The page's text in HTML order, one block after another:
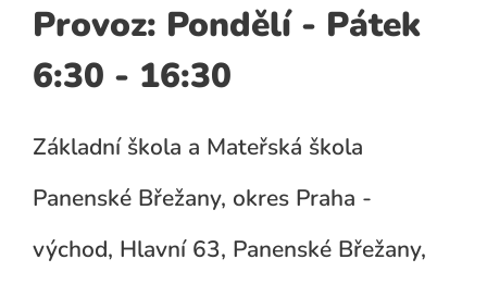
Provoz: Pondělí - Pátek
6:30 - 16:30
Základní škola a Mateřská škola
Panenské Břežany, okres Praha -
východ, Hlavní 63, Panenské Břežany,